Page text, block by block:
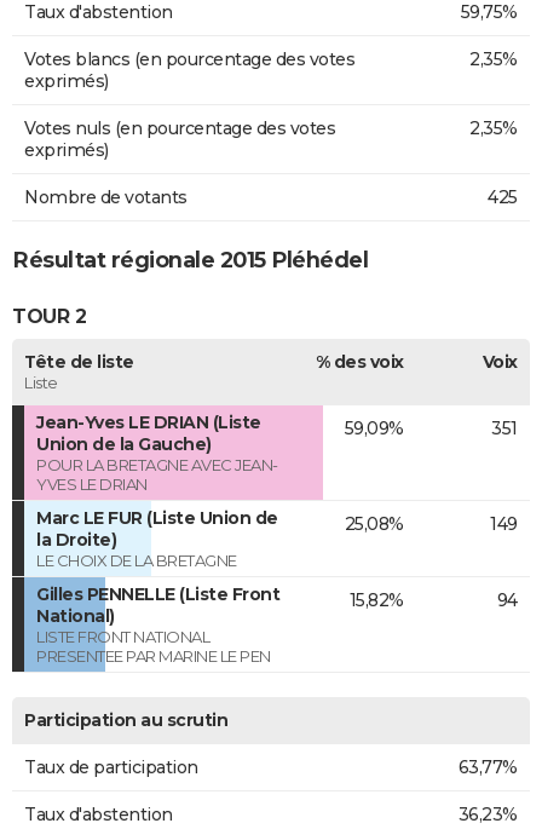
Taux d'abstention 59,75%
Votes blancs (en pourcentage des votes
exprimés)
2,35%
Votes nuls (en pourcentage des votes
exprimés)
2,35%
Nombre de votants 425
Résultat régionale 2015 Pléhédel
TOUR 2
Tête de liste
Liste
% des voix Voix
Jean-Yves LE DRIAN (Liste
Union de la Gauche)
POUR LA BRETAGNE AVEC JEAN-
YVES LE DRIAN
59,09% 351
Marc LE FUR (Liste Union de
la Droite)
LE CHOIX DE LA BRETAGNE
25,08% 149
Gilles PENNELLE (Liste Front
National)
LISTE FRONT NATIONAL
PRESENTEE PAR MARINE LE PEN
15,82% 94
Participation au scrutin
Taux de participation 63,77%
Taux d'abstention 36,23%